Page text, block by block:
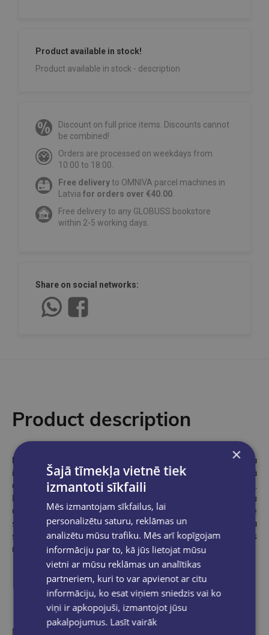
Product available in stock!
Product available in stock - description
Discount on full price items. Discounts cannot
be combined!
Orders are processed on weekdays from
10:00 to 18:00.
Free deliveryto OMNIVA parcel machines in
Latvia for orders over €40.00.
Free delivery to any GLOBUSS bookstore
within 2-5 working days.
Share on social networks:
Product description
Lēna Kīfere
ir viena no populārākajām vācu rakstniecēm, kura
iekļuvusiSpiegel bestselleru sarakstā. Viņa dzimusi 1984. gadā
un jau kopš bērnības bijusi entuziastiska lasītāja un rakstītāja.
Lai gan sākotnēji viņa nav domājusi saistīt karjeru ar literatūru
un pievērsās žurnālistikai, drīz vien Lēna Kīfere atgriezās pie
sirdslietas un sāka studēt literatūru universitātē, kur viņa
saprata, ka vēlas ne tikai lasīt citu autoru darbus, bet pati tādus
radīt.
No vācu valodas tulkojis Bernards Kudiņš
×
Šajā tīmekļa vietnē tiek
izmantoti sīkfaili
Mēs izmantojam sīkfailus, lai
personalizētu saturu, reklāmas un
analizētu mūsu trafiku. Mēs arī kopīgojam
informāciju par to, kā jūs lietojat mūsu
vietni ar mūsu reklāmas un analītikas
partneriem, kuri to var apvienot ar citu
informāciju, ko esat viņiem sniedzis vai ko
viņi ir apkopojuši, izmantojot jūsu
pakalpojumus. Lasīt vairāk